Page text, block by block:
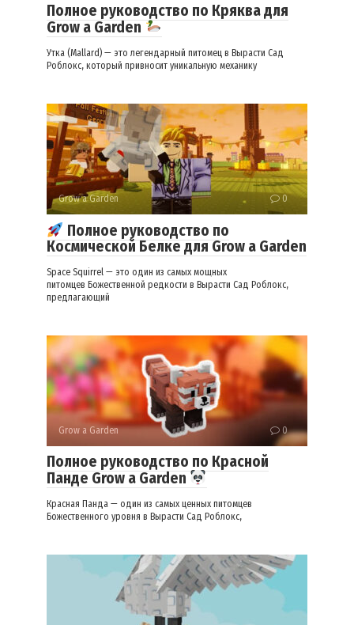
Полное руководство по Кряква для
Grow a Garden
Утка (Mallard) — это легендарный питомец в Вырасти Сад
Роблокс, который привносит уникальную механику
Grow a Garden 0
Полное руководство по
Космической Белке для Grow a Garden
Space Squirrel — это один из самых мощных
питомцев Божественной редкости в Вырасти Сад Роблокс,
предлагающий
Grow a Garden 0
Полное руководство по Красной
Панде Grow a Garden
Красная Панда — один из самых ценных питомцев
Божественного уровня в Вырасти Сад Роблокс,